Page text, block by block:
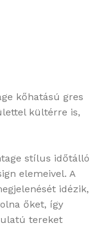
kőhatású gres
kültérre is,
stílus időtálló
elemeivel. A
idézik,
őket, így
tereket